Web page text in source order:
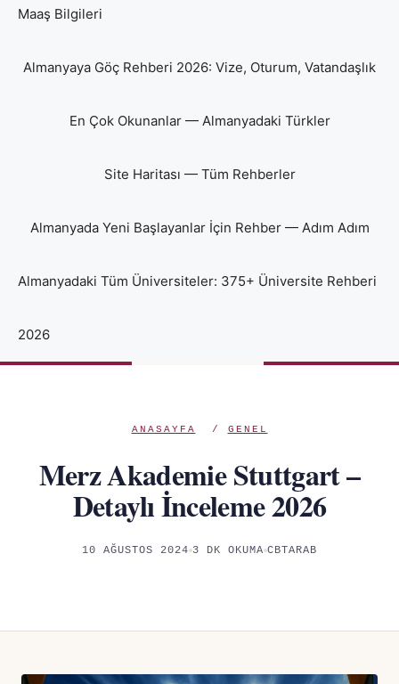
Maaş Bilgileri
Almanyaya Göç Rehberi 2026: Vize, Oturum, Vatandaşlık
En Çok Okunanlar — Almanyadaki Türkler
Site Haritası — Tüm Rehberler
Almanyada Yeni Başlayanlar İçin Rehber — Adım Adım
Almanyadaki Tüm Üniversiteler: 375+ Üniversite Rehberi
2026
ANASAYFA / GENEL
Merz Akademie Stuttgart –
Detaylı İnceleme 2026
10 AĞUSTOS 2024 3 DK OKUMA CBTARAB